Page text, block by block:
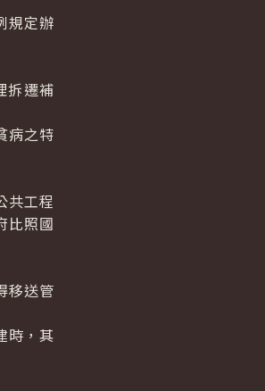
規定辦
拆遷補
病之特
共工程
比照國
移送管
時，其